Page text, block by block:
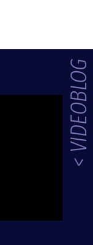
< VIDEOBLOG